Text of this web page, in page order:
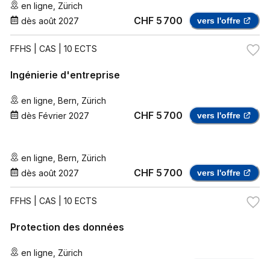
en ligne Zürich
dès août 2027 CHF 5 700 vers l'offre
FFHS | CAS | 10 ECTS
Ingénierie d'entreprise
en ligne Bern Zürich
dès Février 2027 CHF 5 700 vers l'offre
en ligne Bern Zürich
dès août 2027 CHF 5 700 vers l'offre
FFHS | CAS | 10 ECTS
Protection des données
en ligne Zürich